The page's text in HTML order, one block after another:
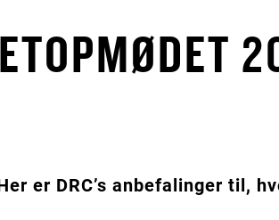
er DRC’s anbefalinger til,